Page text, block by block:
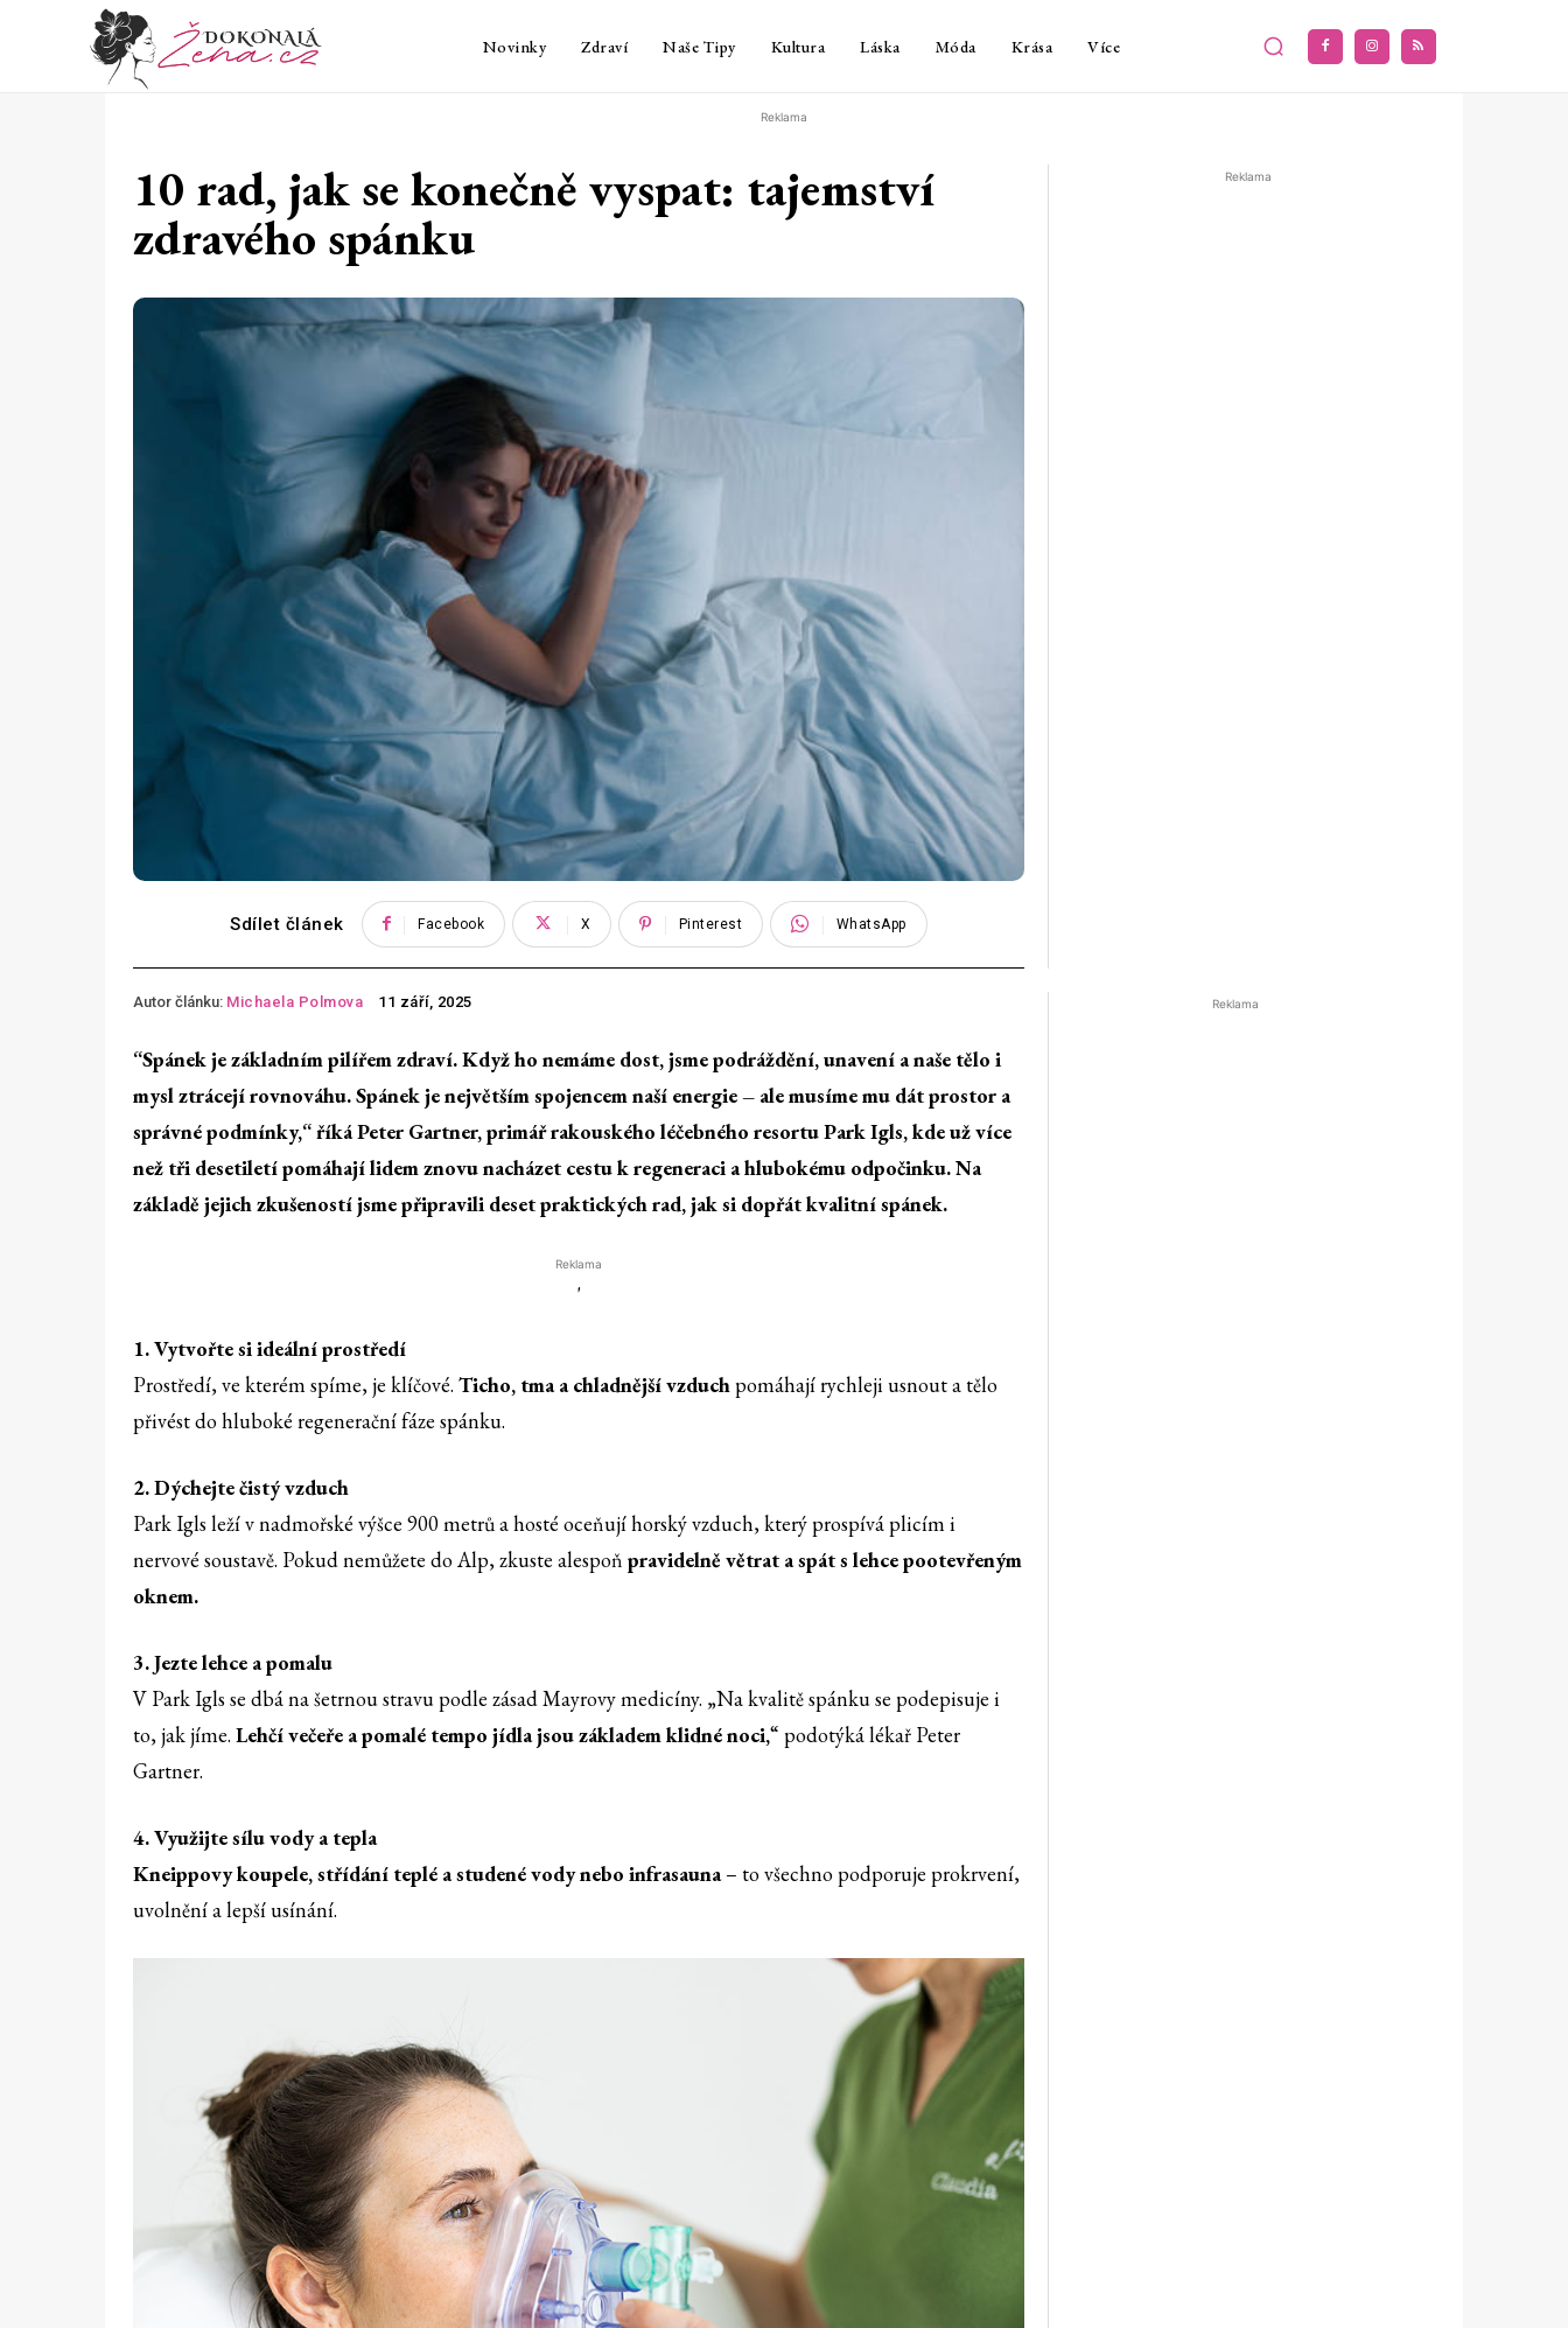
Novinky Zdraví Naše Tipy Kultura Láska Móda Krása Více
Reklama
10 rad, jak se konečně vyspat: tajemství
zdravého spánku
Sdílet článek Facebook X Pinterest WhatsApp
Reklama
Autor článku: Michaela Polmova 11 září, 2025
“Spánek je základním pilířem zdraví. Když ho nemáme dost, jsme podráždění, unavení a naše tělo i
mysl ztrácejí rovnováhu. Spánek je největším spojencem naší energie – ale musíme mu dát prostor a
správné podmínky,“ říká Peter Gartner, primář rakouského léčebného resortu Park Igls, kde už více
než tři desetiletí pomáhají lidem znovu nacházet cestu k regeneraci a hlubokému odpočinku. Na
základě jejich zkušeností jsme připravili deset praktických rad, jak si dopřát kvalitní spánek.
Reklama
'
1. Vytvořte si ideální prostředí
Prostředí, ve kterém spíme, je klíčové. Ticho, tma a chladnější vzduchpomáhají rychleji usnout a tělo
přivést do hluboké regenerační fáze spánku.
2. Dýchejte čistý vzduch
Park Igls leží v nadmořské výšce 900 metrů a hosté oceňují horský vzduch, který prospívá plicím i
nervové soustavě. Pokud nemůžete do Alp, zkuste alespoň pravidelně větrat a spát s lehce pootevřeným
oknem.
3. Jezte lehce a pomalu
V Park Igls se dbá na šetrnou stravu podle zásad Mayrovy medicíny. „Na kvalitě spánku se podepisuje i
to, jak jíme. Lehčí večeře a pomalé tempo jídla jsou základem klidné noci,“ podotýká lékař Peter
Gartner.
4. Využijte sílu vody a tepla
Kneippovy koupele, střídání teplé a studené vody nebo infrasauna– to všechno podporuje prokrvení,
uvolnění a lepší usínání.
Reklama